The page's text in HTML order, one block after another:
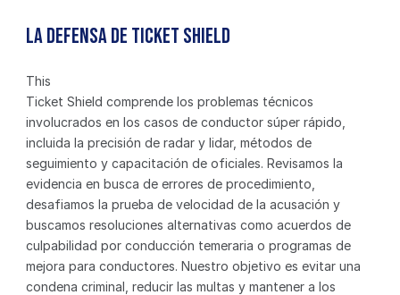
La Defensa de Ticket Shield
This
Ticket Shield comprende los problemas técnicos
involucrados en los casos de conductor súper rápido,
incluida la precisión de radar y lidar, métodos de
seguimiento y capacitación de oficiales. Revisamos la
evidencia en busca de errores de procedimiento,
desafiamos la prueba de velocidad de la acusación y
buscamos resoluciones alternativas como acuerdos de
culpabilidad por conducción temeraria o programas de
mejora para conductores. Nuestro objetivo es evitar una
condena criminal, reducir las multas y mantener a los